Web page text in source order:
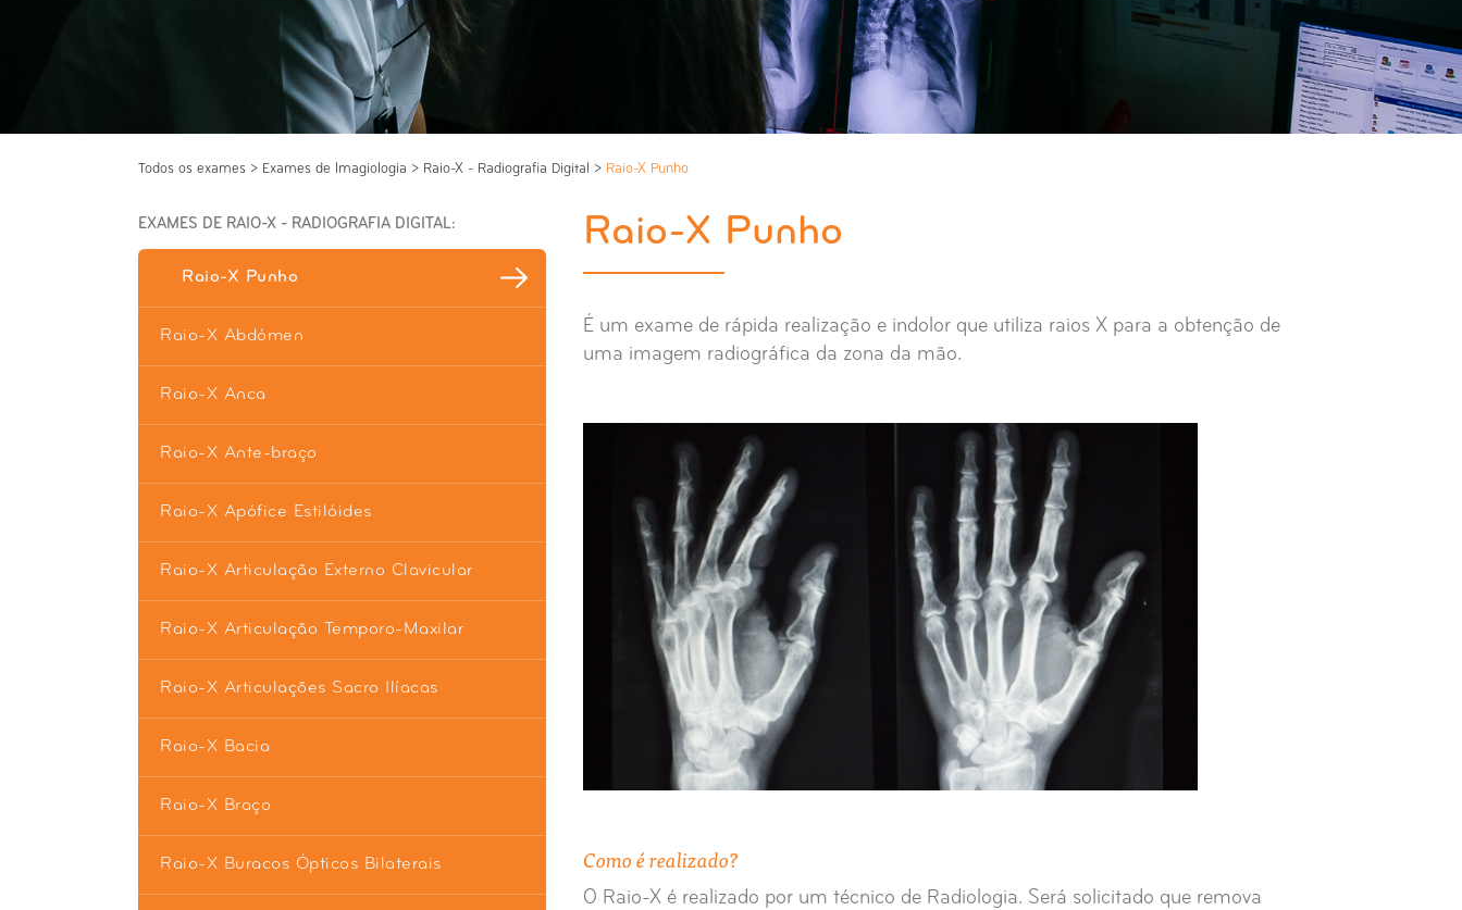
Todos os exames > Exames de Imagiologia > Raio-X - Radiografia Digital > Raio-X Punho
EXAMES DE RAIO-X - RADIOGRAFIA DIGITAL:
Raio-X Punho
Raio-X Abdómen
Raio-X Anca
Raio-X Ante-braço
Raio-X Apófice Estilóides
Raio-X Articulação Externo Clavicular
Raio-X Articulação Temporo-Maxilar
Raio-X Articulações Sacro Ilíacas
Raio-X Bacia
Raio-X Braço
Raio-X Buracos Ópticos Bilaterais
Raio-X Punho
É um exame de rápida realização e indolor que utiliza raios X para a obtenção de
uma imagem radiográfica da zona da mão.
Como é realizado?
O Raio-X é realizado por um técnico de Radiologia. Será solicitado que remova